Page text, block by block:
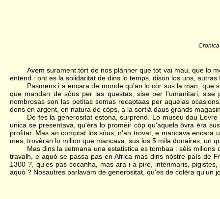
Avem surament tòrt de nos plànher que tot vai mau, que lo
entend : ont es la solidaritat de dins lo temps, dison los uns,
Pasmens i a encara de monde qu'an lo còr sus la man, que
que mandan de sòus per las questas, sise per l'umanitari,
nombrosas son las petitas somas recaptaas per aquelas
dons en argent, en natura de còps, a la sortiá daus grands
De fes la generositat estona, surprend. Lo musèu dau
unica se presentava, qu'èra lo promèir còp qu'aquela òvra èra
profitar. Mas an comptat los sòus, n'an trovat, e mancava
mes, trovèran lo milion que mancava, sus los 5 mila donaires, un
Mas dins la setmana una estatistica es tombaa : sèis
travalh, e aquò se passa pas en Africa mas dins nòstre país de
1300 ?, qu'es pas cocanha, mas ara i a pire, interimaris,
aquò ? Nosautres parlavam de generositat, qu'es de colèra qu'un